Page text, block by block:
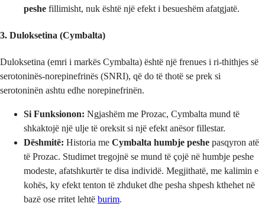
peshe fillimisht, nuk është një efekt i besueshëm afatgjatë.
3. Duloksetina (Cymbalta)
Duloksetina (emri i markës Cymbalta) është një frenues i ri-thithjes së
serotoninës-norepinefrinës (SNRI), që do të thotë se prek si
serotoninën ashtu edhe norepinefrinën.
Si Funksionon: Ngjashëm me Prozac, Cymbalta mund të
shkaktojë një ulje të oreksit si një efekt anësor fillestar.
Dëshmitë: Historia me Cymbalta humbje peshe pasqyron atë
të Prozac. Studimet tregojnë se mund të çojë në humbje peshe
modeste, afatshkurtër te disa individë. Megjithatë, me kalimin e
kohës, ky efekt tenton të zhduket dhe pesha shpesh kthehet në
bazë ose rritet lehtë burim.